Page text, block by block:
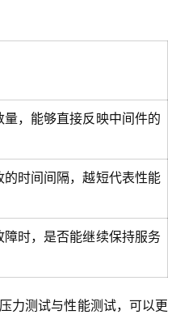
，能够直接反映中间件的
时间间隔，越短代表性能
时，是否能继续保持服务
力测试与性能测试，可以更